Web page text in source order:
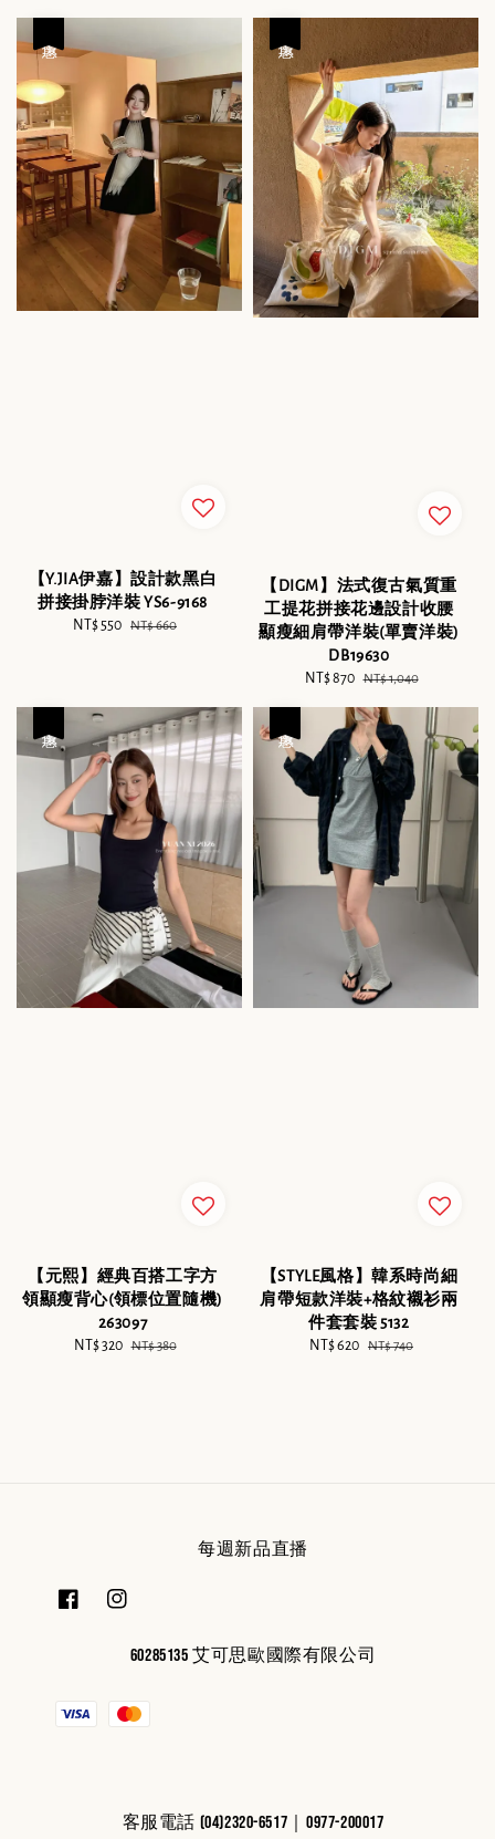
【Y.JIA伊嘉】設計款黑白
拼接掛脖洋裝 YS6-9168
Sale
NT$ 550 Regular
NT$ 660
【DIGM】法式復古氣質重
工提花拼接花邊設計收腰
顯瘦細肩帶洋裝(單賣洋裝)
DB19630
Sale
NT$ 870 Regular
NT$ 1,040
【元熙】經典百搭工字方
領顯瘦背心(領標位置隨機)
263097
Sale
NT$ 320 Regular
NT$ 380
【STYLE風格】韓系時尚細
肩帶短款洋裝+格紋襯衫兩
件套套裝 5132
Sale
NT$ 620 Regular
NT$ 740
每週新品直播
60285135 艾可思歐國際有限公司
客服電話 (04)2320-6517｜0977-200017